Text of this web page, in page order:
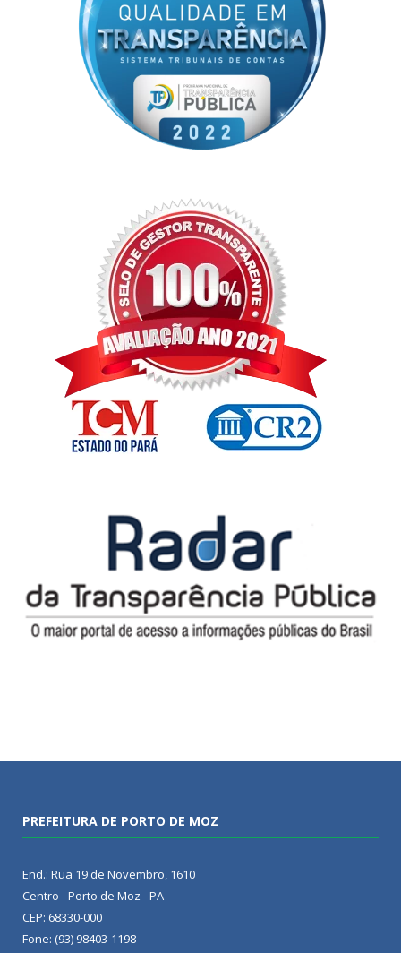
PREFEITURA DE PORTO DE MOZ
End.: Rua 19 de Novembro, 1610
Centro - Porto de Moz - PA
CEP: 68330-000
Fone: (93) 98403-1198